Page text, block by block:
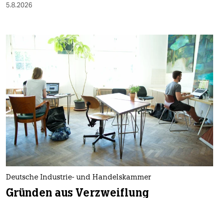
fragen & hilfe
abo
genossenschaft
epaper login
5.8.2026
Deutsche Industrie- und Handelskammer
Gründen aus Verzweiflung